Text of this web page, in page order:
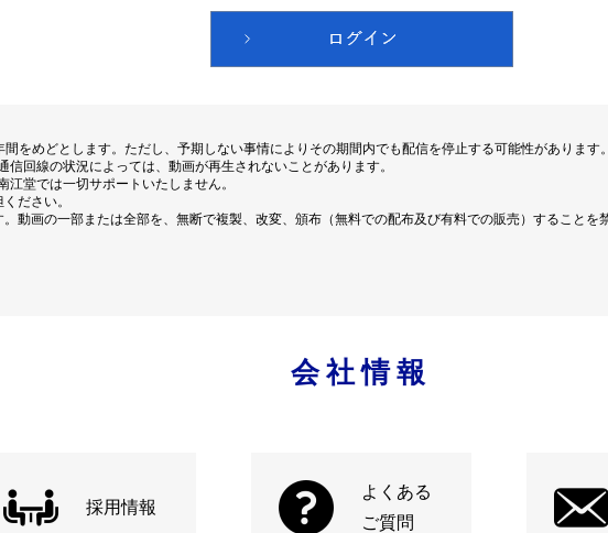
をめどとします。ただし、予期しない事情によりその期間内でも配信を停止する可能性があります。
信回線の状況によっては、動画が再生されないことがあります。
江堂では一切サポートいたしません。
ださい。
動画の一部または全部を、無断で複製、改変、頒布（無料での配布及び有料での販売）することを
会社情報
採用情報
よくある
ご質問